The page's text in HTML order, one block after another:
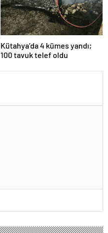
Kütahya’da 4 kümes yandı;
100 tavuk telef oldu